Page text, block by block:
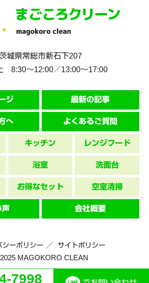
7998
城県常総市新石下207
8:30〜12:00／13:00〜17:00
ジ 最新の記事
へ よくあるご質問
キッチン レンジフード
浴室 洗面台
お得なセット 空室清掃
声 会社概要
シーポリシー サイトポリシー
MAGOKORO CLEAN